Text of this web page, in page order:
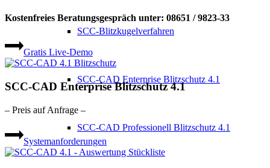
SCC-Blitzkugelverfahren
SCC-CAD Enterprise Blitzschutz 4.1
SCC-CAD Professionell Blitzschutz 4.1
Kostenfreies Beratungsgespräch unter: 08651 / 9823-33
Gratis Live-Demo
SCC-CAD Enterprise Blitzschutz 4.1
– Preis auf Anfrage –
Systemanforderungen